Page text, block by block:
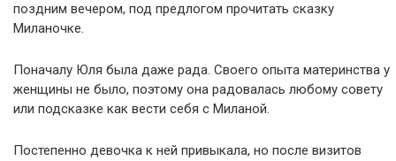
поздним вечером, под предлогом прочитать сказку
Миланочке.
Поначалу Юля была даже рада. Своего опыта материнства у
женщины не было, поэтому она радовалась любому совету
или подсказке как вести себя с Миланой.
Постепенно девочка к ней привыкала, но после визитов